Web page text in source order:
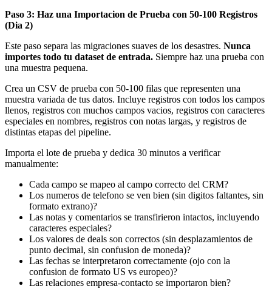
Paso 3: Haz una Importacion de Prueba con 50-100 Registros
(Dia 2)
Este paso separa las migraciones suaves de los desastres. Nunca
importes todo tu dataset de entrada. Siempre haz una prueba con
una muestra pequena.
Crea un CSV de prueba con 50-100 filas que representen una
muestra variada de tus datos. Incluye registros con todos los campos
llenos, registros con muchos campos vacios, registros con caracteres
especiales en nombres, registros con notas largas, y registros de
distintas etapas del pipeline.
Importa el lote de prueba y dedica 30 minutos a verificar
manualmente:
Cada campo se mapeo al campo correcto del CRM?
Los numeros de telefono se ven bien (sin digitos faltantes, sin
formato extrano)?
Las notas y comentarios se transfirieron intactos, incluyendo
caracteres especiales?
Los valores de deals son correctos (sin desplazamientos de
punto decimal, sin confusion de moneda)?
Las fechas se interpretaron correctamente (ojo con la
confusion de formato US vs europeo)?
Las relaciones empresa-contacto se importaron bien?